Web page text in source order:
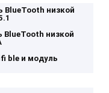
BlueTooth низкой
BlueTooth низкой
ble и модуль